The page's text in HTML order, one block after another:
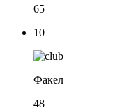
65
10
Факел
48